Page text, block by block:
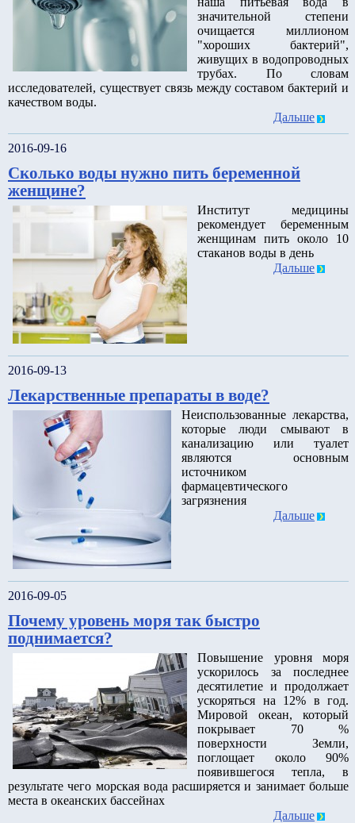
значительной степени
очищается миллионом
"хороших бактерий",
живущих в водопроводных
трубах. По словам
исследователей, существует связь между составом бактерий и
качеством воды.
Дальше
2016-09-16
Сколько воды нужно пить беременной
женщине?
Институт медицины
рекомендует беременным
женщинам пить около 10
стаканов воды в день
Дальше
2016-09-13
Лекарственные препараты в воде?
Неиспользованные лекарства,
которые люди смывают в
канализацию или туалет
являются основным
источником
фармацевтического
загрязнения
Дальше
2016-09-05
Почему уровень моря так быстро
поднимается?
Повышение уровня моря
ускорилось за последнее
десятилетие и продолжает
ускоряться на 12% в год.
Мировой океан, который
покрывает 70 %
поверхности Земли,
поглощает около 90%
появившегося тепла, в
результате чего морская вода расширяется и занимает больше
места в океанских бассейнах
Дальше